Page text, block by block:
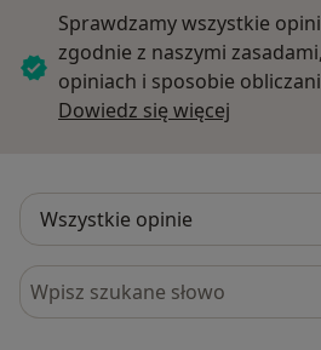
Sprawdzamy wszystkie
zgodnie z naszymi
opiniach i sposobie
Dowiedz się więcej
Szukaj w opiniach